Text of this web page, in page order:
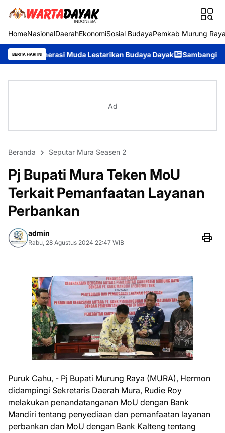
HomeNasionalDaerahEkonomiSosial BudayaPemkab Murung
BERITA HARI INI
Muda Lestarikan Budaya Dayak Sambangi Warga Desa,
Ad
Beranda Seputar Mura Seasen 2
Pj Bupati Mura Teken MoU
Terkait Pemanfaatan Layanan
Perbankan
admin
Rabu, 28 Agustus 2024 22:47 WIB
Puruk Cahu, - Pj Bupati Murung Raya (MURA), Hermon
didampingi Sekretaris Daerah Mura, Rudie Roy
melakukan penandatanganan MoU dengan Bank
Mandiri tentang penyediaan dan pemanfaatan layanan
perbankan dan MoU dengan Bank Kalteng tentang